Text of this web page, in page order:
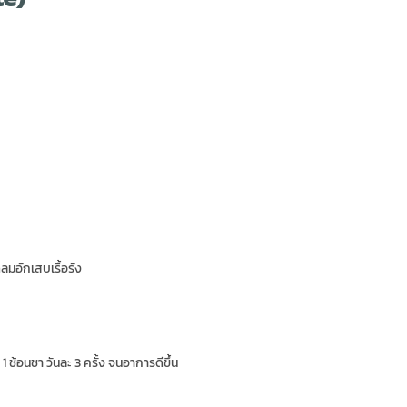
มอักเสบเรื้อรัง
ช้อนชา วันละ 3 ครั้ง จนอาการดีขึ้น